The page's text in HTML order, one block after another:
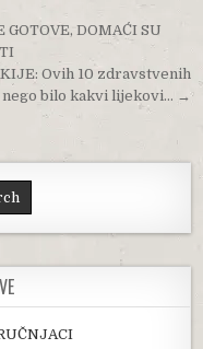
DOMAĆI SU
Ovih 10 zdravstvenih
bilo kakvi lijekovi… →